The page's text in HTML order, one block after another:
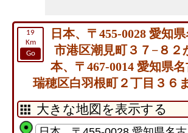
19
Km
Go
日本、〒455-0028 愛知
市港区潮見町３７−８２
本、〒467-0014 愛知県
瑞穂区白羽根町２丁目３６